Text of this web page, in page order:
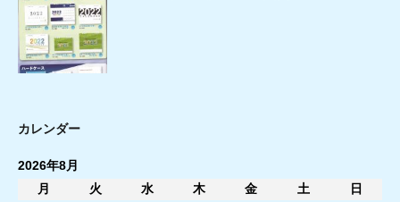
カレンダー
2026年8月
月
火 水 木 金 土 日